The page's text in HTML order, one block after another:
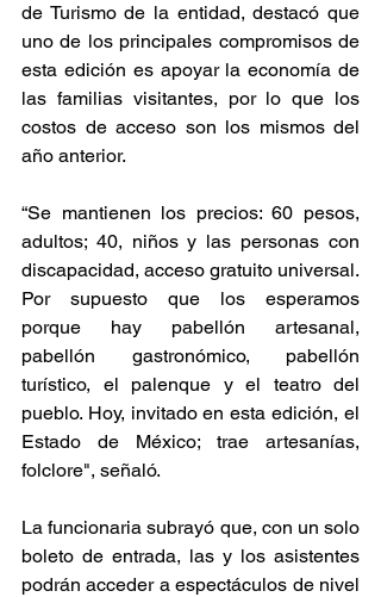
de Turismo de la entidad, destacó que
uno de los principales compromisos de
esta edición es apoyar la economía de
las familias visitantes, por lo que los
costos de acceso son los mismos del
año anterior.
“Se mantienen los precios: 60 pesos,
adultos; 40, niños y las personas con
discapacidad, acceso gratuito universal.
Por supuesto que los esperamos
porque hay pabellón artesanal,
pabellón gastronómico, pabellón
turístico, el palenque y el teatro del
pueblo. Hoy, invitado en esta edición, el
Estado de México; trae artesanías,
folclore", señaló.
La funcionaria subrayó que, con un solo
boleto de entrada, las y los asistentes
podrán acceder a espectáculos de nivel